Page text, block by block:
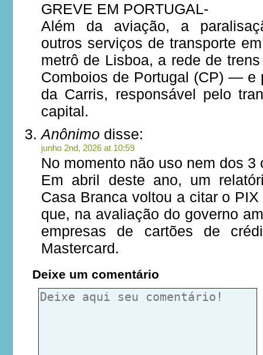
GREVE EM PORTUGAL-
Além da aviação, a
outros serviços de transporte
metrô de Lisboa, a rede de
Comboios de Portugal (CP) — e
da Carris, responsável pelo
capital.
Anônimo disse:
junho 2nd, 2026 at 10:59
No momento não uso nem dos 3
Em abril deste ano, um
Casa Branca voltou a citar o
que, na avaliação do governo
empresas de cartões de
Mastercard.
Deixe um comentário